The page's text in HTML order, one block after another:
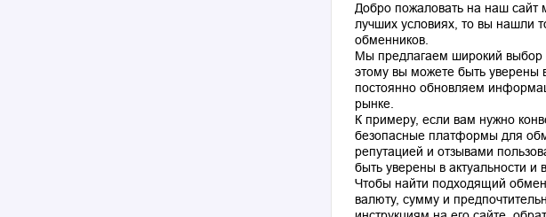
Добро пожаловать на наш сайт
лучших условиях, то вы нашли
обменников.
Мы предлагаем широкий выбор
этому вы можете быть уверены
постоянно обновляем
рынке.
К примеру, если вам нужно
безопасные платформы для
репутацией и отзывами
быть уверены в актуальности и
Чтобы найти подходящий
валюту, сумму и